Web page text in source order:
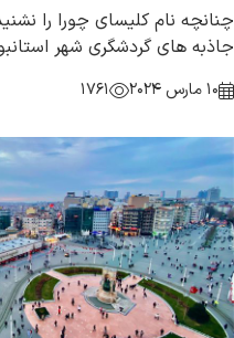
چنانچه نام کلیسای چورا را
جاذبه های گردشگری شهر
10 مارس 2024 1761